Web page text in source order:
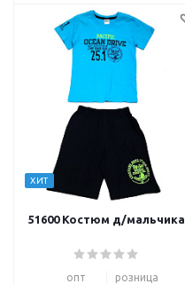
ХИТ
51600 Костюм д/мальчика
опт розница